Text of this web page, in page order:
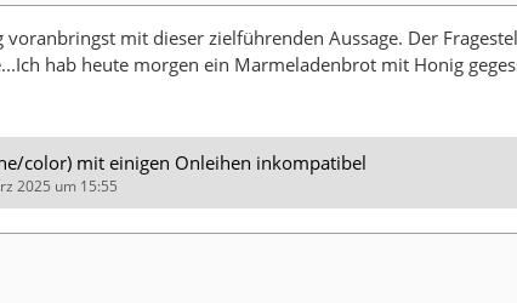
voranbringst mit dieser zielführenden Aussage. Der
hab heute morgen ein Marmeladenbrot mit Honig
color) mit einigen Onleihen inkompatibel
2025 um 15:55